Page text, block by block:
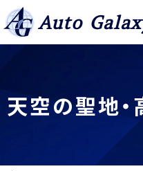
Auto
天空の聖地